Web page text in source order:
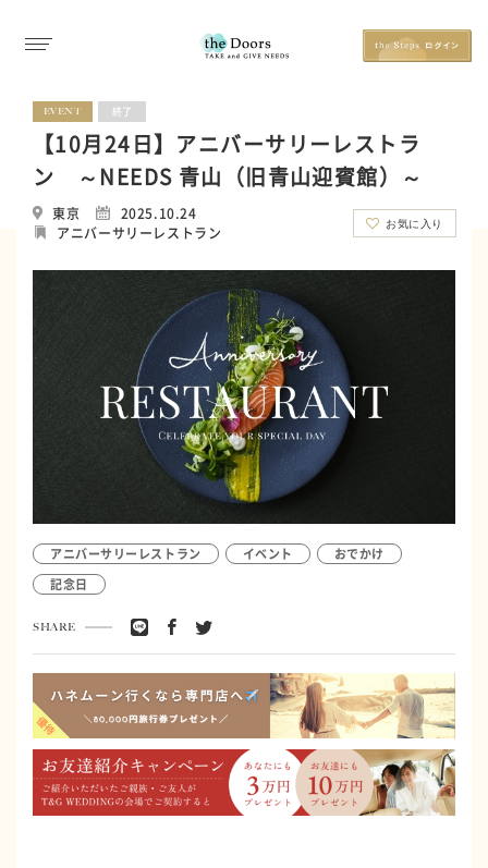
EVENT 終了
【10月24日】アニバーサリーレストラ
ン ～NEEDS 青山（旧青山迎賓館）～
東京
2025.10.24
アニバーサリーレストラン
お気に入り
アニバーサリーレストラン イベント
おでかけ
記念日
SHARE